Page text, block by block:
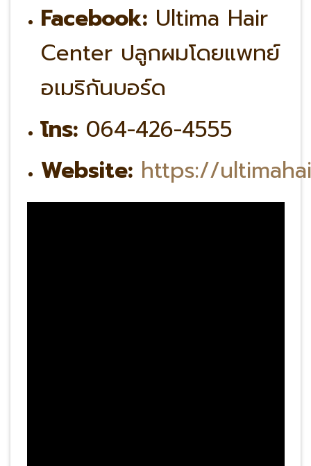
Facebook:Ultima Hair
Center ปลูกผมโดยแพทย์
อเมริกันบอร์ด
โทร:064-426-4555
Website: https://